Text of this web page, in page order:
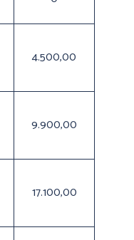
4.500,00
9.900,00
17.100,00